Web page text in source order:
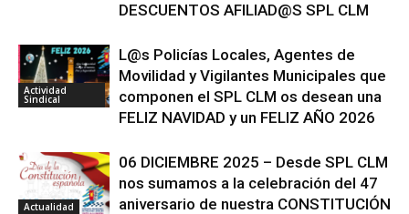
DESCUENTOS AFILIAD@S SPL CLM
Actividad
Sindical
L@s Policías Locales, Agentes de
Movilidad y Vigilantes Municipales que
componen el SPL CLM os desean una
FELIZ NAVIDAD y un FELIZ AÑO 2026
Actualidad
06 DICIEMBRE 2025 – Desde SPL CLM
nos sumamos a la celebración del 47
aniversario de nuestra CONSTITUCIÓN